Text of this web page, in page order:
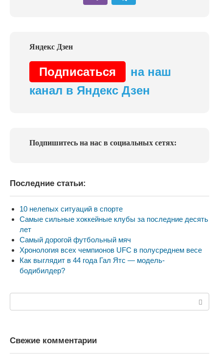
Подписаться
на наш
канал в Яндекс Дзен
Подпишитесь на нас в социальных сетях:
Последние статьи:
10 нелепых ситуаций в спорте
Самые сильные хоккейные клубы за последние десять
лет
Самый дорогой футбольный мяч
Хронология всех чемпионов UFC в полусреднем весе
Как выглядит в 44 года Гал Ятс — модель-
бодибилдер?
Свежие комментарии